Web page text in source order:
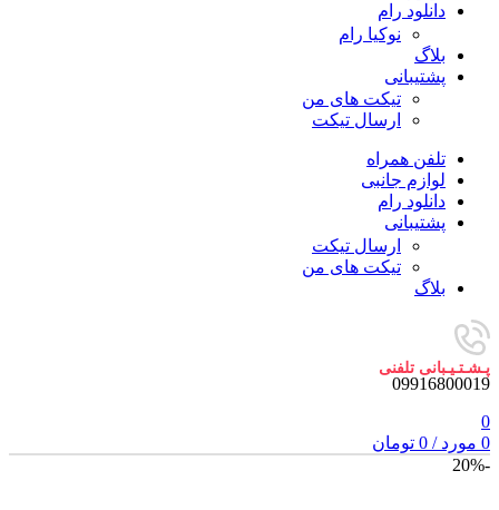
دانلود رام
نوکیا رام
بلاگ
پشتیبانی
تیکت های من
ارسال تیکت
تلفن همراه
لوازم جانبی
دانلود رام
پشتیبانی
ارسال تیکت
تیکت های من
بلاگ
پـشـتـیـبانی تلفنی
09916800019
0
0 مورد /
0 تومان
-20%